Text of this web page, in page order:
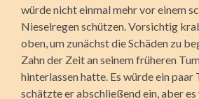
würde nicht einmal mehr vor einem
Nieselregen schützen. Vorsichtig
oben, um zunächst die Schäden zu
Zahn der Zeit an seinem früheren
hinterlassen hatte. Es würde ein paar
schätzte er abschließend ein, aber